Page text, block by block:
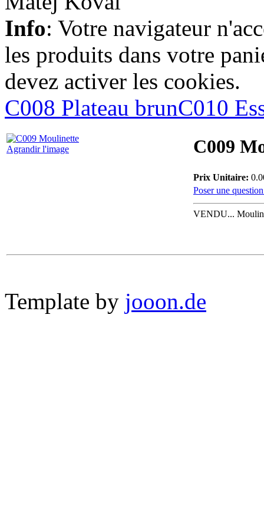
Info: Votre navigateur
les produits dans votre
devez activer les cookies.
C008 Plateau brunC010
Agrandir l'image C009
Prix Unitaire:
Poser une
VENDU...
Template by jooon.de